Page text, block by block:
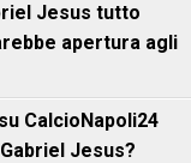
Jesus tutto
apertura agli
CalcioNapoli24
Jesus?